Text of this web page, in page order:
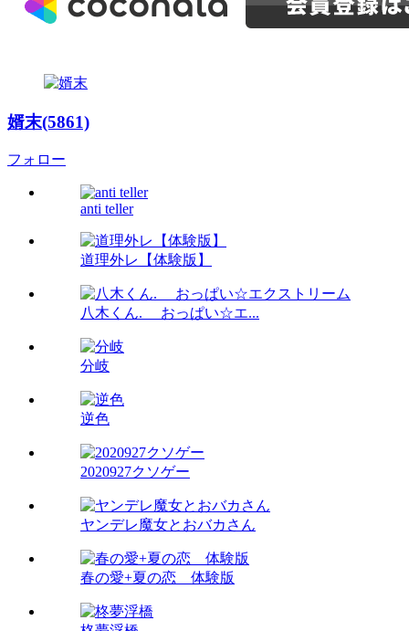
婿末(5861)
フォロー
anti teller
道理外レ【体験版】
八木くん. おっぱい☆エ...
分岐
逆色
2020927クソゲー
ヤンデレ魔女とおバカさん
春の愛+夏の恋 体験版